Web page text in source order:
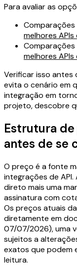
Para avaliar as
melhores
Comparações
melhores
Verificar isso antes
evita o cenário em
integração em
projeto, descobre
Estrutura
antes de se
O preço é a fonte
integrações de
direto mais uma
assinatura com
Os preços atuais
diretamente em
07/07/2026), uma
sujeitos a
exatos que podem
leitura.